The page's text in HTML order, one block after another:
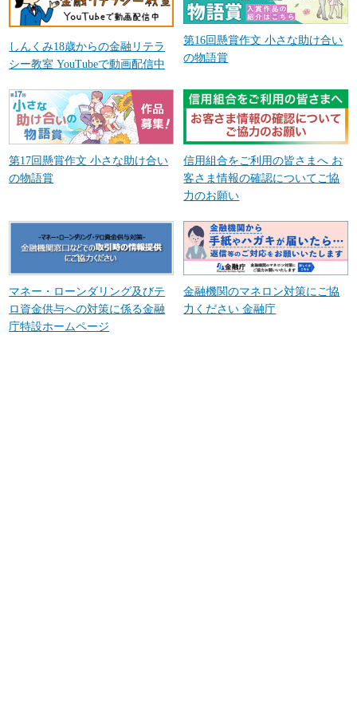
しんくみ18歳からの金融リテラ
シー教室 YouTubeで動画配信中
第16回懸賞作文 小さな助け合い
の物語賞
第17回懸賞作文 小さな助け合い
の物語賞
信用組合をご利用の皆さまへ お
客さま情報の確認についてご協
力のお願い
マネー・ローンダリング及びテ
ロ資金供与への対策に係る金融
庁特設ホームページ
金融機関のマネロン対策にご協
力ください 金融庁